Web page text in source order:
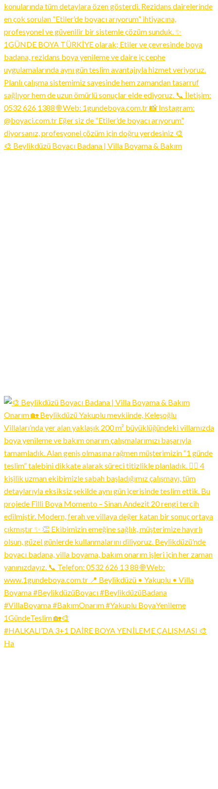
🎨 Beylikdüzü Boyacı Badana | Villa Boyama & Bakım
#HALKALI’DA 3+1 DAİRE BOYA YENİLEME ÇALIŞMASI 🎨
Ha